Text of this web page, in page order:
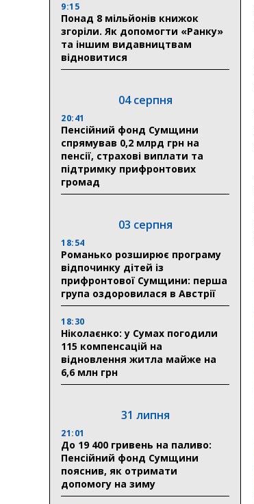
9:15
Понад 8 мільйонів книжок
згоріли. Як допомогти «Ранку»
та іншим видавництвам
відновитися
04 серпня
20:41
Пенсійний фонд Сумщини
спрямував 0,2 млрд грн на
пенсії, страхові виплати та
підтримку прифронтових
громад
03 серпня
18:54
Романько розширює програму
відпочинку дітей із
прифронтової Сумщини: перша
група оздоровилася в Австрії
18:30
Ніколаєнко: у Сумах погодили
115 компенсацій на
відновлення житла майже на
6,6 млн грн
31 липня
21:01
До 19 400 гривень на паливо:
Пенсійний фонд Сумщини
пояснив, як отримати
допомогу на зиму